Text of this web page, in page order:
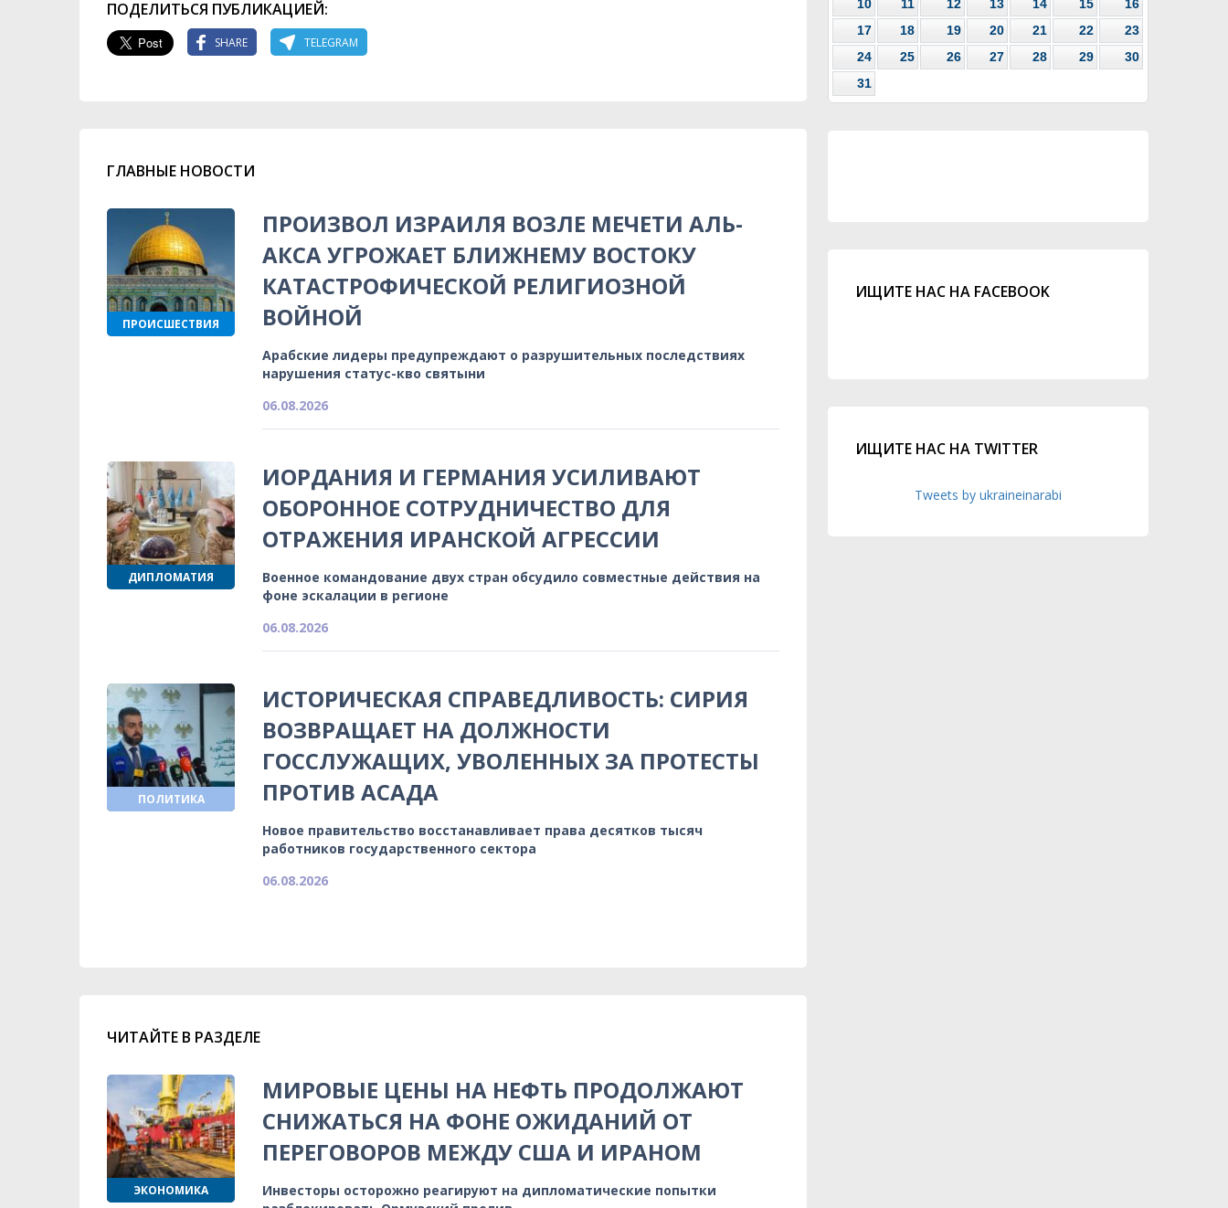
ПОДЕЛИТЬСЯ ПУБЛИКАЦИЕЙ:
SHARE TELEGRAM
ГЛАВНЫЕ НОВОСТИ
ПРОИСШЕСТВИЯ
ПРОИЗВОЛ ИЗРАИЛЯ ВОЗЛЕ МЕЧЕТИ АЛЬ-
АКСА УГРОЖАЕТ БЛИЖНЕМУ ВОСТОКУ
КАТАСТРОФИЧЕСКОЙ РЕЛИГИОЗНОЙ
ВОЙНОЙ
Арабские лидеры предупреждают о разрушительных последствиях
нарушения статус-кво святыни
06.08.2026
ДИПЛОМАТИЯ
ИОРДАНИЯ И ГЕРМАНИЯ УСИЛИВАЮТ
ОБОРОННОЕ СОТРУДНИЧЕСТВО ДЛЯ
ОТРАЖЕНИЯ ИРАНСКОЙ АГРЕССИИ
Военное командование двух стран обсудило совместные действия на
фоне эскалации в регионе
06.08.2026
ПОЛИТИКА
ИСТОРИЧЕСКАЯ СПРАВЕДЛИВОСТЬ: СИРИЯ
ВОЗВРАЩАЕТ НА ДОЛЖНОСТИ
ГОССЛУЖАЩИХ, УВОЛЕННЫХ ЗА ПРОТЕСТЫ
ПРОТИВ АСАДА
Новое правительство восстанавливает права десятков тысяч
работников государственного сектора
06.08.2026
ЧИТАЙТЕ В РАЗДЕЛЕ
ЭКОНОМИКА
МИРОВЫЕ ЦЕНЫ НА НЕФТЬ ПРОДОЛЖАЮТ
СНИЖАТЬСЯ НА ФОНЕ ОЖИДАНИЙ ОТ
ПЕРЕГОВОРОВ МЕЖДУ США И ИРАНОМ
Инвесторы осторожно реагируют на дипломатические попытки
10
11 12 13 14 15
16
17
18 19 20 21 22
23
24
25 26 27 28 29
30
31
ИЩИТЕ НАС НА FACEBOOK
ИЩИТЕ НАС НА TWITTER
Tweets by ukraineinarabi